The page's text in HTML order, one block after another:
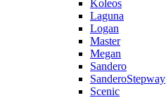
Koleos
Laguna
Logan
Master
Megan
Sandero
SanderoStepway
Scenic